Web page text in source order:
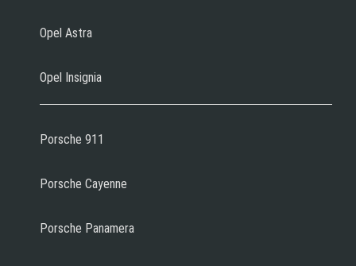
Opel Astra
Opel Insignia
Porsche 911
Porsche Cayenne
Porsche Panamera